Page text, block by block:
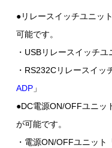
●リレースイッチユニッ
可能です。
・USBリレースイッチユ
・RS232Cリレースイッ
ADP」
●DC電源ON/OFFユニッ
が可能です。
・電源ON/OFFユニット「